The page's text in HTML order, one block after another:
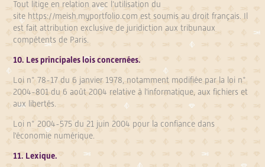
Tout litige en relation avec l’utilisation du
site https://meish.myportfolio.com est soumis au droit français. Il
est fait attribution exclusive de juridiction aux tribunaux
compétents de Paris.
10. Les principales lois concernées.
Loi n° 78-17 du 6 janvier 1978, notamment modifiée par la loi n°
2004-801 du 6 août 2004 relative à l'informatique, aux fichiers et
aux libertés.
Loi n° 2004-575 du 21 juin 2004 pour la confiance dans
l'économie numérique.
11. Lexique.